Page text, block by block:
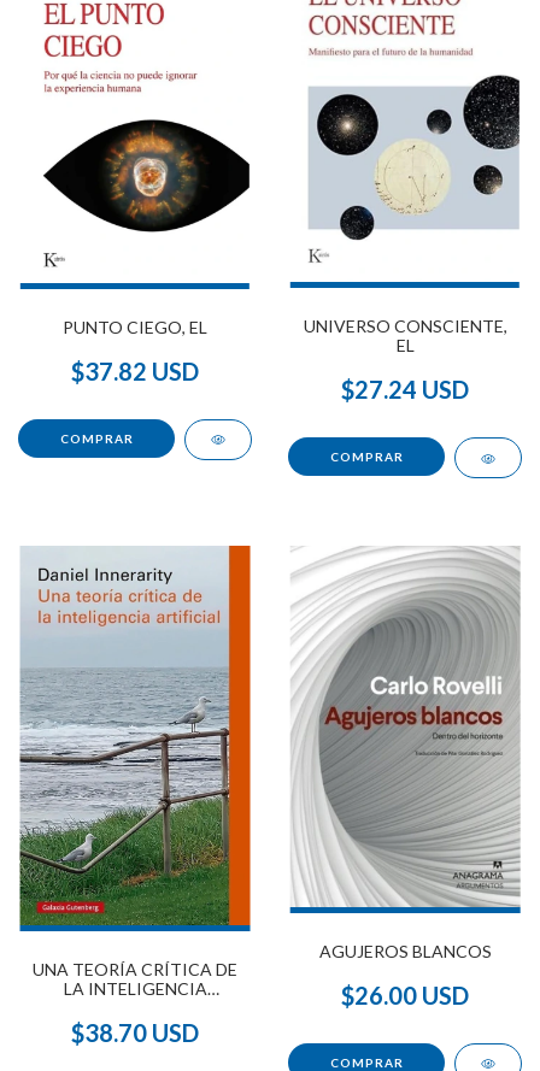
PUNTO CIEGO, EL
$37.82 USD
UNIVERSO CONSCIENTE,
EL
$27.24 USD
UNA TEORÍA CRÍTICA DE
LA INTELIGENCIA
$38.70 USD
AGUJEROS BLANCOS
$26.00 USD